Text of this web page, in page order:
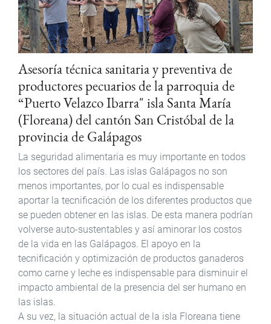
Asesoría técnica sanitaria y preventiva de
productores pecuarios de la parroquia de
“Puerto Velazco Ibarra" isla Santa María
(Floreana) del cantón San Cristóbal de la
provincia de Galápagos
La seguridad alimentaria es muy importante en todos
los sectores del país. Las islas Galápagos no son
menos importantes, por lo cual es indispensable
aportar la tecnificación de los diferentes productos que
se pueden obtener en las islas. De esta manera podrían
volverse auto-sustentables y así aminorar los costos
de la vida en las Galápagos. El apoyo en la
tecnificación y optimización de productos ganaderos
como carne y leche es indispensable para disminuir el
impacto ambiental de la presencia del ser humano en
las islas.
A su vez, la situación actual de la isla Floreana tiene